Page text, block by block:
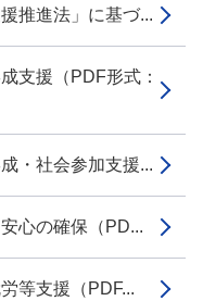
推進法」に基づ...
支援（PDF形式：
・社会参加支援...
心の確保（PD...
等支援（PDF...